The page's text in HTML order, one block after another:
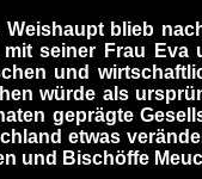
Weishaupt blieb
mit seiner Frau
und
würde als
geprägte
etwas
und Bischöffe